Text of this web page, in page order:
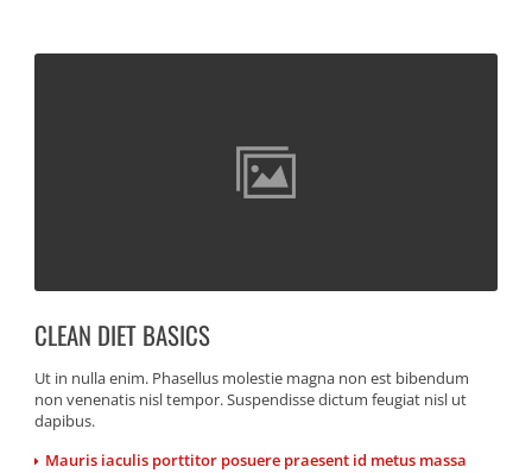
CLEAN DIET BASICS
Ut in nulla enim. Phasellus molestie magna non est bibendum
non venenatis nisl tempor. Suspendisse dictum feugiat nisl ut
dapibus.
Mauris iaculis porttitor posuere praesent id metus massa